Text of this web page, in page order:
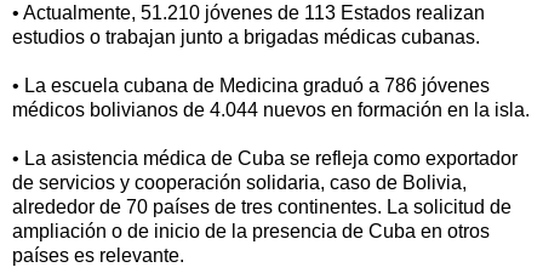
• Actualmente, 51.210 jóvenes de 113 Estados realizan
estudios o trabajan junto a brigadas médicas cubanas.
• La escuela cubana de Medicina graduó a 786 jóvenes
médicos bolivianos de 4.044 nuevos en formación en la isla.
• La asistencia médica de Cuba se refleja como exportador
de servicios y cooperación solidaria, caso de Bolivia,
alrededor de 70 países de tres continentes. La solicitud de
ampliación o de inicio de la presencia de Cuba en otros
países es relevante.